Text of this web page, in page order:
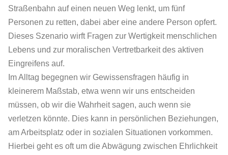
Straßenbahn auf einen neuen Weg lenkt, um fünf
Personen zu retten, dabei aber eine andere Person opfert.
Dieses Szenario wirft Fragen zur Wertigkeit menschlichen
Lebens und zur moralischen Vertretbarkeit des aktiven
Eingreifens auf.
Im Alltag begegnen wir Gewissensfragen häufig in
kleinerem Maßstab, etwa wenn wir uns entscheiden
müssen, ob wir die Wahrheit sagen, auch wenn sie
verletzen könnte. Dies kann in persönlichen Beziehungen,
am Arbeitsplatz oder in sozialen Situationen vorkommen.
Hierbei geht es oft um die Abwägung zwischen Ehrlichkeit